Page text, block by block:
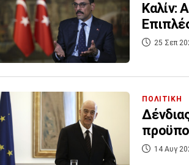
Καλίν:
25 Σεπ
ΠΟΛΙΤΙΚΗ
14 Αυγ